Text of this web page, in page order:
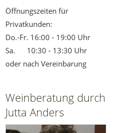
Öffnungszeiten für
Privatkunden:
Do.-Fr. 16:00 - 19:00 Uhr
Sa. 10:30 - 13:30 Uhr
oder nach Vereinbarung
Weinberatung durch
Jutta Anders